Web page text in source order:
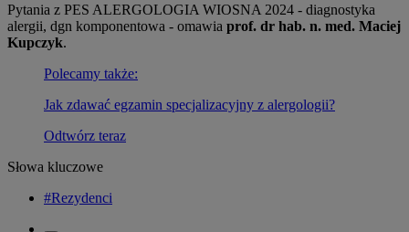
Pytania z PES ALERGOLOGIA WIOSNA 2024 - diagnostyka
alergii, dgn komponentowa - omawia prof. dr hab. n. med. Maciej
Kupczyk.
Polecamy także:
Jak zdawać egzamin specjalizacyjny z alergologii?
Odtwórz teraz
Słowa kluczowe
#Rezydenci